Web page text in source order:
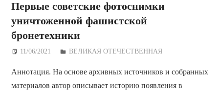
Первые советские фотоснимки
уничтоженной фашистской
бронетехники
11/06/2021 Дежурный по Редакции
ВЕЛИКАЯ ОТЕЧЕСТВЕННАЯ
Аннотация. На основе архивных источников и собранных
материалов автор описывает историю появления в